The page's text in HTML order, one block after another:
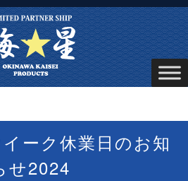
ーク休業日のお知
せ2024